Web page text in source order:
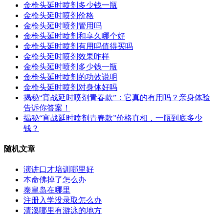
金枪头延时喷剂多少钱一瓶
金枪头延时喷剂价格
金枪头延时喷剂管用吗
金枪头延时喷剂和享久哪个好
金枪头延时喷剂有用吗值得买吗
金枪头延时喷剂效果昨样
金枪头延时喷剂多少钱一瓶
金枪头延时喷剂的功效说明
金枪头延时喷剂对身体好吗
揭秘“宵战延时喷剂青春款”：它真的有用吗？亲身体验
告诉你答案！
揭秘“宵战延时喷剂青春款”价格真相，一瓶到底多少
钱？
随机文章
演讲口才培训哪里好
本命佛掉了怎么办
泰皇岛在哪里
注册入学没录取怎么办
清溪哪里有游泳的地方